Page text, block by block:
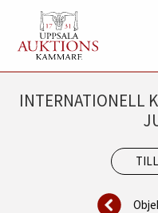
INTERNATIONELL